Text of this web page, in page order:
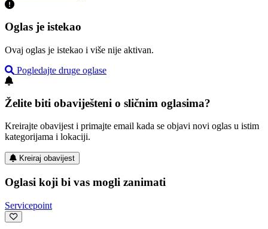
Oglas je istekao
Ovaj oglas je istekao i više nije aktivan.
Pogledajte druge oglase
Želite biti obaviješteni o sličnim oglasima?
Kreirajte obavijest i primajte email kada se objavi novi oglas u istim
kategorijama i lokaciji.
Kreiraj obavijest
Oglasi koji bi vas mogli zanimati
Servicepoint